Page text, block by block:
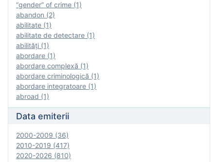
“gender” of crime (1)
abandon (2)
abilitate (1)
abilitate de detectare (1)
abilităţi (1)
abordare (1)
abordare complexă (1)
abordare criminologică (1)
abordare integratoare (1)
abroad (1)
Data emiterii
2000-2009 (36)
2010-2019 (417)
2020-2026 (810)